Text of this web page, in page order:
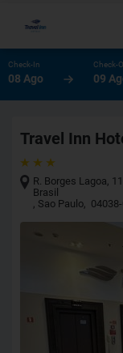
Check-In
08 Ago
Check-
09
Travel Inn
R. Borges Lagoa,
Brasil
, Sao Paulo,